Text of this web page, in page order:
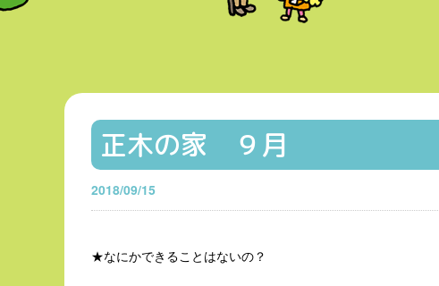
正木の家 ９月
2018/09/15
★なにかできることはないの？